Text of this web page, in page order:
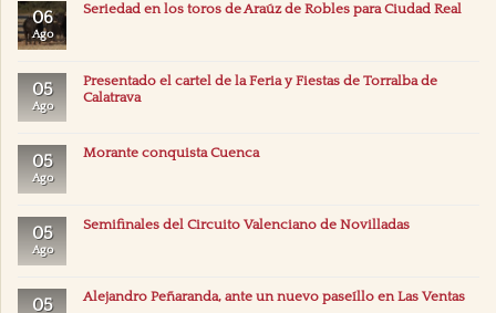
06
Ago
Seriedad en los toros de Araúz de Robles para Ciudad Real
05
Ago
Presentado el cartel de la Feria y Fiestas de Torralba de
Calatrava
05
Ago
Morante conquista Cuenca
05
Ago
Semifinales del Circuito Valenciano de Novilladas
05 Alejandro Peñaranda, ante un nuevo paseíllo en Las Ventas